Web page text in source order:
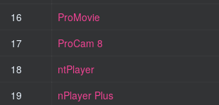
16
ProMovie
17
ProCam 8
18
ntPlayer
19
nPlayer Plus